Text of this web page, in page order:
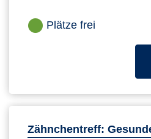
Plätze frei
Zähnchentreff: